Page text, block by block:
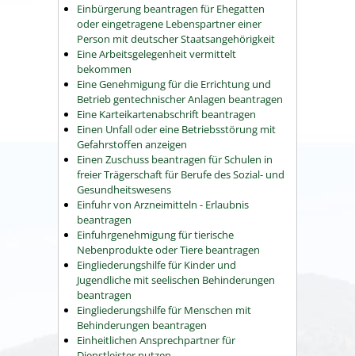
Einbürgerung beantragen für Ehegatten
oder eingetragene Lebenspartner einer
Person mit deutscher Staatsangehörigkeit
Eine Arbeitsgelegenheit vermittelt
bekommen
Eine Genehmigung für die Errichtung und
Betrieb gentechnischer Anlagen beantragen
Eine Karteikartenabschrift beantragen
Einen Unfall oder eine Betriebsstörung mit
Gefahrstoffen anzeigen
Einen Zuschuss beantragen für Schulen in
freier Trägerschaft für Berufe des Sozial- und
Gesundheitswesens
Einfuhr von Arzneimitteln - Erlaubnis
beantragen
Einfuhrgenehmigung für tierische
Nebenprodukte oder Tiere beantragen
Eingliederungshilfe für Kinder und
Jugendliche mit seelischen Behinderungen
beantragen
Eingliederungshilfe für Menschen mit
Behinderungen beantragen
Einheitlichen Ansprechpartner für